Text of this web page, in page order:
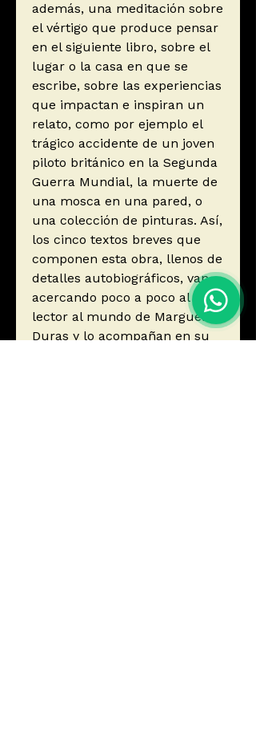
además, una meditación sobre
el vértigo que produce pensar
en el siguiente libro, sobre el
lugar o la casa en que se
escribe, sobre las experiencias
que impactan e inspiran un
relato, como por ejemplo el
trágico accidente de un joven
piloto británico en la Segunda
Guerra Mundial, la muerte de
una mosca en una pared, o
una colección de pinturas. Así,
los cinco textos breves que
componen esta obra, llenos de
detalles autobiográficos, van
acercando poco a poco al
lector al mundo de Marguerite
Duras y lo acompañan en su